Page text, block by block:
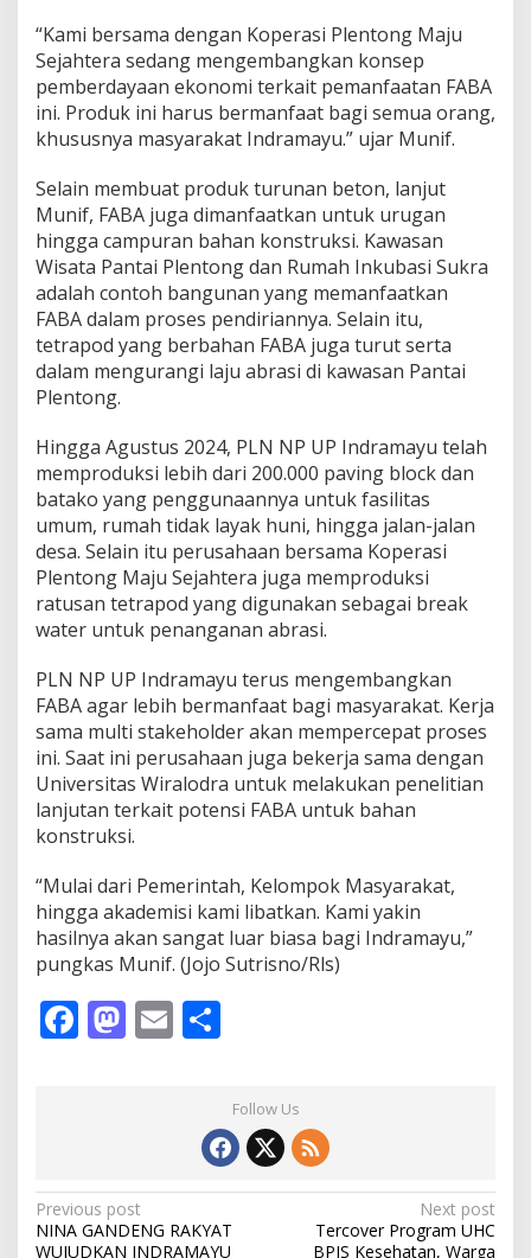
“Kami bersama dengan Koperasi Plentong Maju
Sejahtera sedang mengembangkan konsep
pemberdayaan ekonomi terkait pemanfaatan FABA
ini. Produk ini harus bermanfaat bagi semua orang,
khususnya masyarakat Indramayu.” ujar Munif.
Selain membuat produk turunan beton, lanjut
Munif, FABA juga dimanfaatkan untuk urugan
hingga campuran bahan konstruksi. Kawasan
Wisata Pantai Plentong dan Rumah Inkubasi Sukra
adalah contoh bangunan yang memanfaatkan
FABA dalam proses pendiriannya. Selain itu,
tetrapod yang berbahan FABA juga turut serta
dalam mengurangi laju abrasi di kawasan Pantai
Plentong.
Hingga Agustus 2024, PLN NP UP Indramayu telah
memproduksi lebih dari 200.000 paving block dan
batako yang penggunaannya untuk fasilitas
umum, rumah tidak layak huni, hingga jalan-jalan
desa. Selain itu perusahaan bersama Koperasi
Plentong Maju Sejahtera juga memproduksi
ratusan tetrapod yang digunakan sebagai break
water untuk penanganan abrasi.
PLN NP UP Indramayu terus mengembangkan
FABA agar lebih bermanfaat bagi masyarakat. Kerja
sama multi stakeholder akan mempercepat proses
ini. Saat ini perusahaan juga bekerja sama dengan
Universitas Wiralodra untuk melakukan penelitian
lanjutan terkait potensi FABA untuk bahan
konstruksi.
“Mulai dari Pemerintah, Kelompok Masyarakat,
hingga akademisi kami libatkan. Kami yakin
hasilnya akan sangat luar biasa bagi Indramayu,”
pungkas Munif. (Jojo Sutrisno/Rls)
F
o
k
M
n
E
ar
eFollow Us
P
o
Previous post
NINA GANDENG RAKYAT
WUJUDKAN INDRAMAYU
Next post
Tercover Program UHC
BPJS Kesehatan, Warga